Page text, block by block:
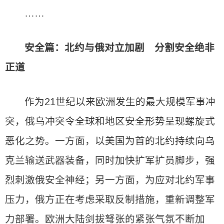
……
安全篇：北约与俄对立加剧 分割安全绝非
正道
作为21世纪以来欧洲发生的最大规模军事冲
突，俄乌冲突令全球和地区安全形势呈现螺旋式
恶化之势。一方面，以美国为首的北约持续向乌
克兰输送武器装备，同时加快扩军扩员脚步，强
烈刺激俄安全神经；另一方面，为应对北约军事
压力，俄方正在考虑采取反制措施，重新调整军
力部署。欧洲大陆剑拔弩张的紧张气氛不断加